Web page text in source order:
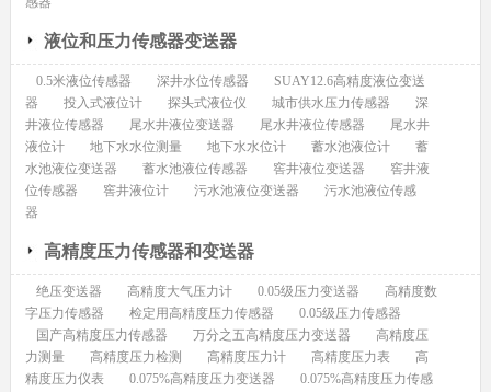
液位和压力传感器变送器
0.5米液位传感器 深井水位传感器
SUAY12.6高精度液位变送
器
投入式液位计 探头式液位仪 城市供水压力传感器
深
井液位传感器
尾水井液位变送器 尾水井液位传感器
尾水井
液位计
地下水水位测量 地下水水位计 蓄水池液位计
蓄
水池液位变送器
蓄水池液位传感器 窖井液位变送器
窖井液
位传感器
窖井液位计 污水池液位变送器
污水池液位传感
器
高精度压力传感器和变送器
绝压变送器 高精度大气压力计 0.05级压力变送器
高精度数
字压力传感器
检定用高精度压力传感器
0.05级压力传感器
国产高精度压力传感器
万分之五高精度压力变送器
高精度压
力测量
高精度压力检测 高精度压力计 高精度压力表
高
精度压力仪表
0.075%高精度压力变送器
0.075%高精度压力传感